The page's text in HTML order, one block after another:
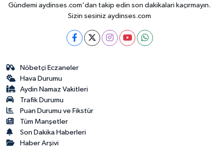
Gündemi aydinses.com'dan takip edin son dakikalari kaçırmayın.
Sizin sesiniz aydinses.com
Nöbetçi Eczaneler
Hava Durumu
Aydin Namaz Vakitleri
Trafik Durumu
Puan Durumu ve Fikstür
Tüm Manşetler
Son Dakika Haberleri
Haber Arşivi